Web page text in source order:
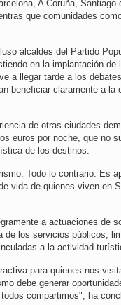
A Coruña,
que comunidades
alcaldes del Partido
en la implantación de
a llegar tarde a los
beneficiar claramente a la
de otras ciudades
euros por noche, que no
de los destinos.
Todo lo contrario. Es
vida de quienes viven en
a actuaciones de
los servicios públicos,
a la actividad
para quienes nos
debe generar
compartimos", ha